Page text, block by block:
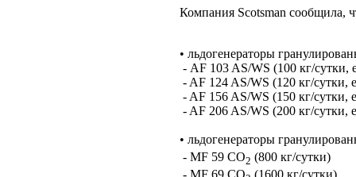
Компания Scotsman сообщила,
• льдогенераторы
- AF 103 AS/WS (100 кг/сутки,
- AF 124 AS/WS (120 кг/сутки,
- AF 156 AS/WS (150 кг/сутки,
- AF 206 AS/WS (200 кг/сутки,
• льдогенераторы
- MF 59 CO2 (800 кг/сутки)